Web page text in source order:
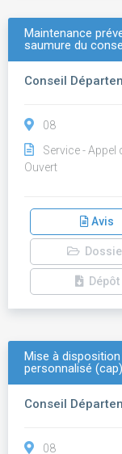
Maintenance
saumure du
Conseil
08
Service - Appel
Ouvert
Avis
Dépôt
Mise à
personnalisé
Conseil
08